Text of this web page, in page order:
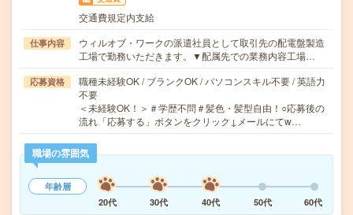
交通費規定内支給
仕事内容
ウィルオブ・ワークの派遣社員として取引先の配電盤製造
工場で勤務いただきます。▼配属先での業務内容工場…
応募資格
職種未経験OK / ブランクOK / パソコンスキル不要 / 英語力
不要
＜未経験OK！＞＃学歴不問＃髪色・髪型自由！○応募後の
流れ「応募する」ボタンをクリック↓メールにてw…
職場の雰囲気
年齢層
20代
30代 40代 50代 60代